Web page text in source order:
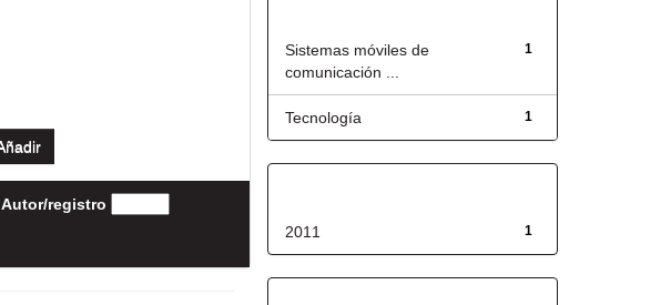
Autor/registro
1
Sistemas móviles de
comunicación ...
1
Tecnología
1
2011